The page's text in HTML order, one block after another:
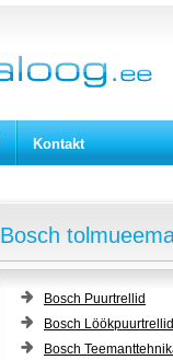
Kontakt
Bosch
Bosch Puurtrellid
Bosch Löökpuurtrellid
Bosch